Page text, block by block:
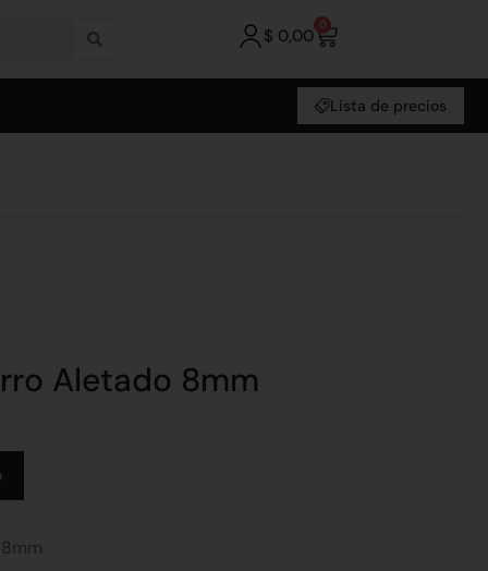
$ 0,00 0
Lista de precios
Aletado 8mm